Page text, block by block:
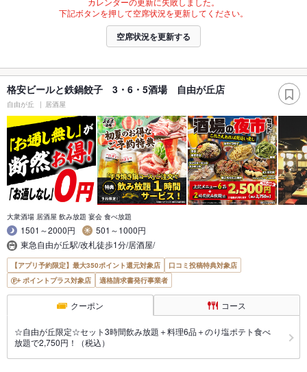
下記ボタンを押して空席状況を更新してください。
空席状況を更新する
格安ビールと鉄鍋餃子 3・6・5酒場 自由が丘店
自由が丘 居酒屋
大衆酒場 居酒屋 飲み放題 宴会 食べ放題
1501～2000円
501～1000円
東急自由が丘駅/改札徒歩1分/居酒屋/
【アプリ予約限定】最大350ポイント還元対象店
口コミ投稿特典対象店
ポイントプラス対象店
適格請求書発行事業者
クーポン コース
☆自由が丘限定☆セット3時間飲み放題＋料理6品＋のり塩ポテト食べ
放題で2,750円！（税込）